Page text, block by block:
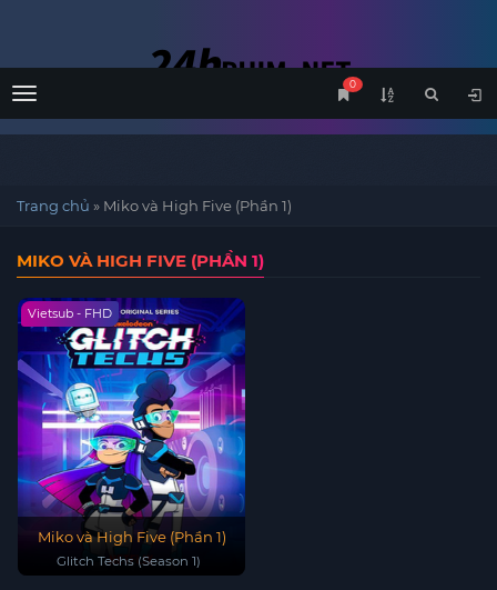
Menu
0
Trang chủ » Miko và High Five (Phần 1)
MIKO VÀ HIGH FIVE (PHẦN 1)
Vietsub - FHD
Miko và High Five (Phần 1)
Glitch Techs (Season 1)